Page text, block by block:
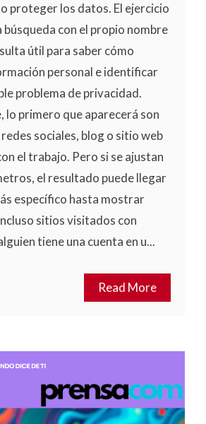
proteger los datos. El ejercicio
búsqueda con el propio nombre
útil para saber cómo
personal e identificar
problema de privacidad.
lo primero que aparecerá son
sociales, blog o sitio web
el trabajo. Pero si se ajustan
el resultado puede llegar
específico hasta mostrar
sitios visitados con
tiene una cuenta en u...
Read More